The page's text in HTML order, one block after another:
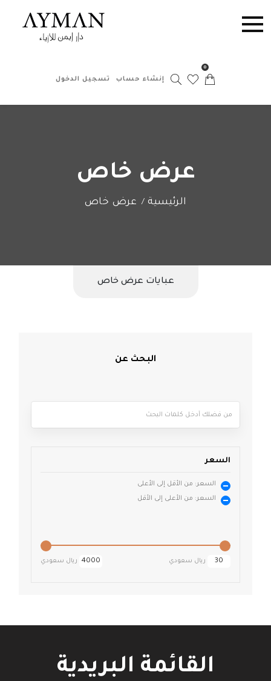
0
إنشاء حساب تسجيل الدخول
عرض خاص
الرئيسية / عرض خاص
عبايات عرض خاص
البحث عن
السعر
السعر: من الأقل إلى الأعلى
السعر: من الأعلى إلى الأقل
ريال سعودي ريال سعودي
القائمة البريدية